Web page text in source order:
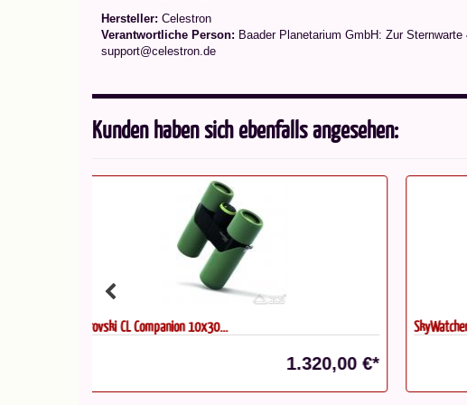
Hersteller: Celestron
Verantwortliche Person: Baader Planetarium GmbH: Zur
support@celestron.de
Kunden haben sich ebenfalls angesehen:
SkyWatcher ESPRIT-100EDX Apo...
1.579,00 €*